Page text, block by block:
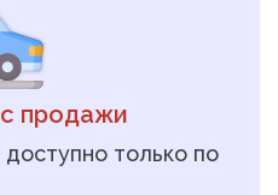
продажи
только по